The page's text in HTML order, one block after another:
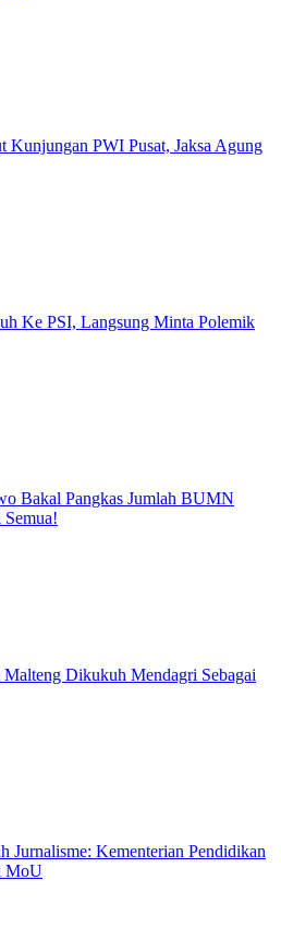
Kunjungan PWI Pusat, Jaksa Agung
Ke PSI, Langsung Minta Polemik
Bakal Pangkas Jumlah BUMN
Semua!
Dikukuh Mendagri Sebagai
Jurnalisme: Kementerian Pendidikan
MoU